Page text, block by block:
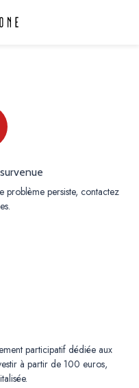
problème persiste, contactez
participatif dédiée aux
à partir de 100 euros,